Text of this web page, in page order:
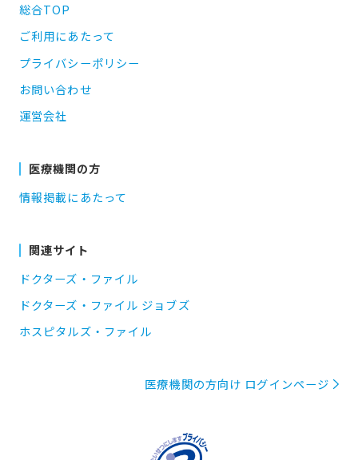
総合TOP
ご利用にあたって
プライバシーポリシー
お問い合わせ
運営会社
医療機関の方
情報掲載にあたって
関連サイト
ドクターズ・ファイル
ドクターズ・ファイル ジョブズ
ホスピタルズ・ファイル
医療機関の方向け ログインページ